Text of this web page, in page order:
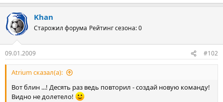
Khan
Старожил форума Рейтинг сезона: 0
09.01.2009 #102
Atrium сказал(а):
Вот блин ...! Десять раз ведь повторил - создай новую команду!
Видно не долетело!